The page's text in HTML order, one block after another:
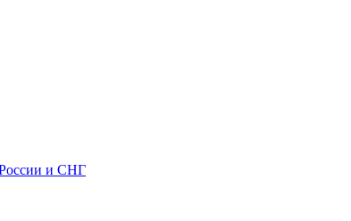
России и СНГ